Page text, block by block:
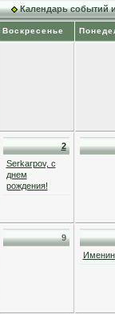
Календарь событий
Воскресенье
2
Serkarpov, с
днем
рождения!
9